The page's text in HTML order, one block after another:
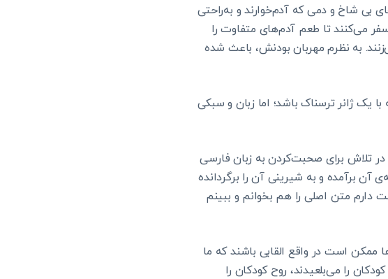
بی شاخ و دمی که آدم‌خوارند و به‌راحتی
می‌کنند تا طعم آدم‌های متفاوت را
به نظرم مهربان بودنش، باعث شده
یک ژانر ترسناک باشد؛ اما زبان و سبکی
تلاش برای صحبت‌کردن به زبان فارسی
برآمده و به شیرینی آن را برگردانده
متن اصلی را هم بخوانم و ببینم
ممکن است در واقع القابی باشند که ما
را می‌بلعیدند، روح کودکان را